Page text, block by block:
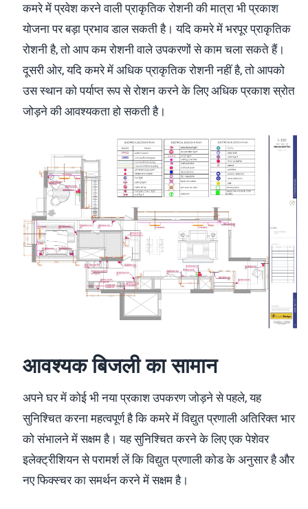
कमरे में प्रवेश करने वाली प्राकृतिक रोशनी की मात्रा भी प्रकाश
योजना पर बड़ा प्रभाव डाल सकती है। यदि कमरे में भरपूर प्राकृतिक
रोशनी है, तो आप कम रोशनी वाले उपकरणों से काम चला सकते हैं।
दूसरी ओर, यदि कमरे में अधिक प्राकृतिक रोशनी नहीं है, तो आपको
उस स्थान को पर्याप्त रूप से रोशन करने के लिए अधिक प्रकाश स्रोत
जोड़ने की आवश्यकता हो सकती है।
आवश्यक बिजली का सामान
अपने घर में कोई भी नया प्रकाश उपकरण जोड़ने से पहले, यह
सुनिश्चित करना महत्वपूर्ण है कि कमरे में विद्युत प्रणाली अतिरिक्त भार
को संभालने में सक्षम है। यह सुनिश्चित करने के लिए एक पेशेवर
इलेक्ट्रीशियन से परामर्श लें कि विद्युत प्रणाली कोड के अनुसार है और
नए फिक्स्चर का समर्थन करने में सक्षम है।